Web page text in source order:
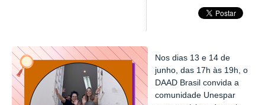
Nos dias 13 e 14 de
junho, das 17h às 19h , o
DAAD Brasil convida a
comunidade Unespar